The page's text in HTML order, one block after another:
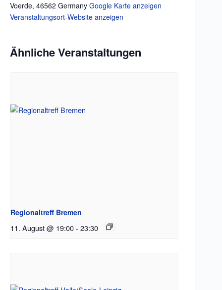
Voerde, 46562 Germany Google Karte anzeigen
Veranstaltungsort-Website anzeigen
Ähnliche Veranstaltungen
Regionaltreff Bremen
11. August @ 19:00- 23:30